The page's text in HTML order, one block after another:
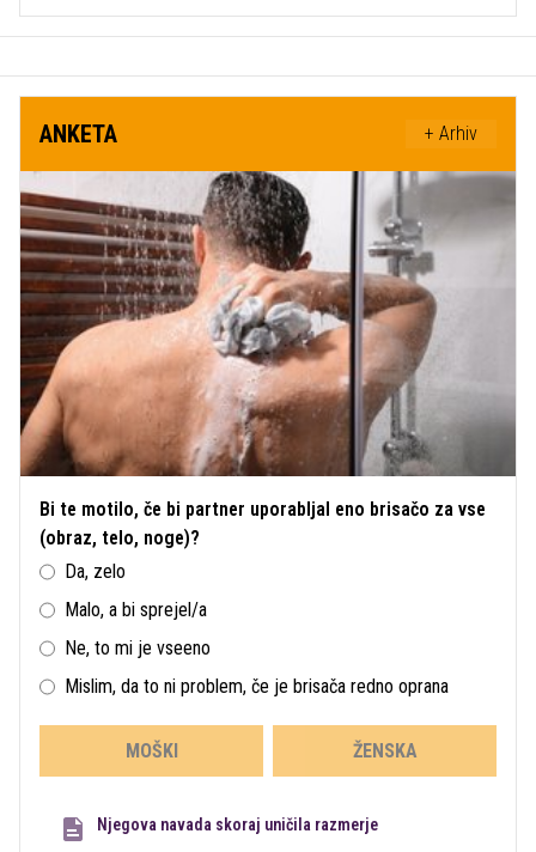
ANKETA + Arhiv
Bi te motilo, če bi partner uporabljal eno brisačo za vse
(obraz, telo, noge)?
Da, zelo
Malo, a bi sprejel/a
Ne, to mi je vseeno
Mislim, da to ni problem, če je brisača redno oprana
MOŠKI ŽENSKA
Njegova navada skoraj uničila razmerje